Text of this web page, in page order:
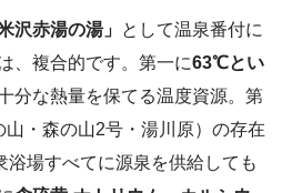
米沢赤湯の湯」 として温泉番付に
、複合的です。第一に63℃とい
分な熱量を保てる温度資源。第
山・森の山2号・湯川原）の存在
浴場すべてに源泉を供給しても